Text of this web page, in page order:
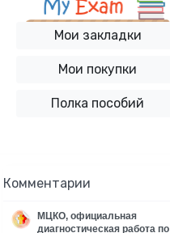
Мои закладки
Мои покупки
Полка пособий
Комментарии
МЦКО, официальная
диагностическая работа по